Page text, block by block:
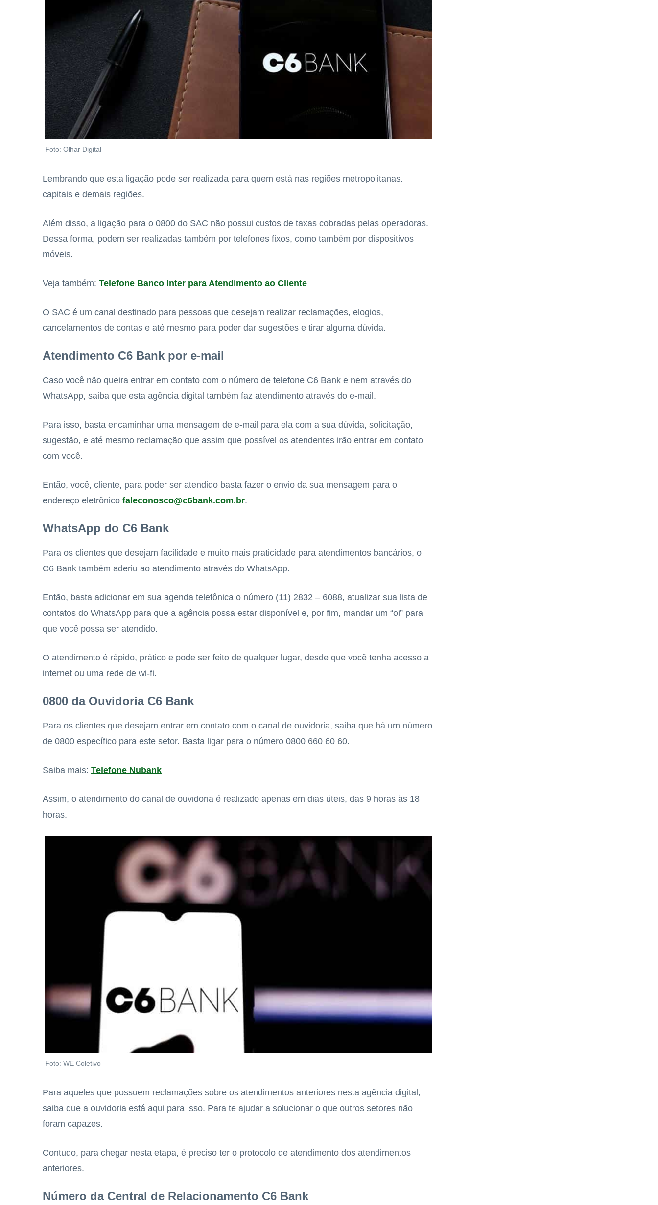
Foto: Olhar Digital
Lembrando que esta ligação pode ser realizada para quem está nas regiões metropolitanas,
capitais e demais regiões.
Além disso, a ligação para o 0800 do SAC não possui custos de taxas cobradas pelas operadoras.
Dessa forma, podem ser realizadas também por telefones fixos, como também por dispositivos
móveis.
Veja também: Telefone Banco Inter para Atendimento ao Cliente
O SAC é um canal destinado para pessoas que desejam realizar reclamações, elogios,
cancelamentos de contas e até mesmo para poder dar sugestões e tirar alguma dúvida.
Atendimento C6 Bank por e-mail
Caso você não queira entrar em contato com o número de telefone C6 Bank e nem através do
WhatsApp, saiba que esta agência digital também faz atendimento através do e-mail.
Para isso, basta encaminhar uma mensagem de e-mail para ela com a sua dúvida, solicitação,
sugestão, e até mesmo reclamação que assim que possível os atendentes irão entrar em contato
com você.
Então, você, cliente, para poder ser atendido basta fazer o envio da sua mensagem para o
endereço eletrônico faleconosco@c6bank.com.br.
WhatsApp do C6 Bank
Para os clientes que desejam facilidade e muito mais praticidade para atendimentos bancários, o
C6 Bank também aderiu ao atendimento através do WhatsApp.
Então, basta adicionar em sua agenda telefônica o número (11) 2832 – 6088, atualizar sua lista de
contatos do WhatsApp para que a agência possa estar disponível e, por fim, mandar um “oi” para
que você possa ser atendido.
O atendimento é rápido, prático e pode ser feito de qualquer lugar, desde que você tenha acesso a
internet ou uma rede de wi-fi.
0800 da Ouvidoria C6 Bank
Para os clientes que desejam entrar em contato com o canal de ouvidoria, saiba que há um número
de 0800 específico para este setor. Basta ligar para o número 0800 660 60 60.
Saiba mais: Telefone Nubank
Assim, o atendimento do canal de ouvidoria é realizado apenas em dias úteis, das 9 horas às 18
horas.
Foto: WE Coletivo
Para aqueles que possuem reclamações sobre os atendimentos anteriores nesta agência digital,
saiba que a ouvidoria está aqui para isso. Para te ajudar a solucionar o que outros setores não
foram capazes.
Contudo, para chegar nesta etapa, é preciso ter o protocolo de atendimento dos atendimentos
anteriores.
Número da Central de Relacionamento C6 Bank